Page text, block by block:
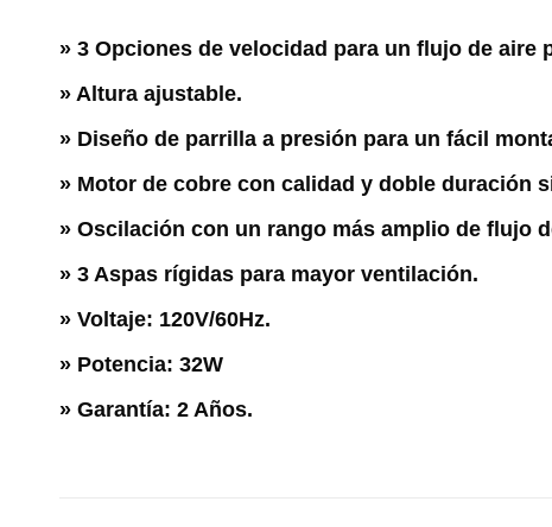
» 3 Opciones de velocidad para un flujo de aire
» Altura ajustable.
» Diseño de parrilla a presión para un fácil
» Motor de cobre con calidad y doble duración
» Oscilación con un rango más amplio de flujo
» 3 Aspas rígidas para mayor ventilación.
» Voltaje: 120V/60Hz.
» Potencia: 32W
» Garantía: 2 Años.